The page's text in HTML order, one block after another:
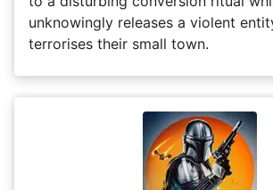
unknowingly releases a violent
terrorises their small town.